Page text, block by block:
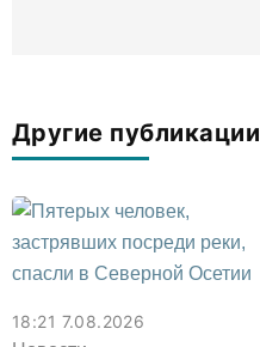
Другие публикации
18:21 7.08.2026